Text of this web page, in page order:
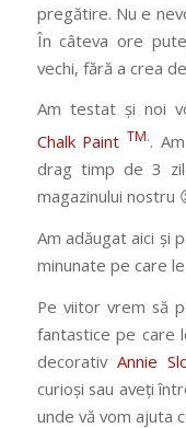
pregătire. Nu e
În câteva ore
vechi, fără a crea
Am testat și noi
Chalk Paint TM..
drag timp de 3
magazinului nostru
Am adăugat aici și
minunate pe care
Pe viitor vrem să
fantastice pe care
decorativ Annie
curioși sau aveți
unde vă vom ajuta